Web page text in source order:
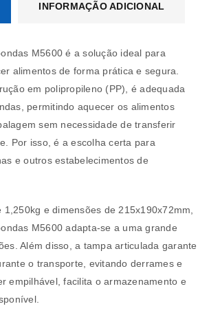
INFORMAÇÃO ADICIONAL
M5600 é a solução ideal para
alimentos de forma prática e segura.
em polipropileno (PP), é adequada
permitindo aquecer os alimentos
sem necessidade de transferir
Por isso, é a escolha certa para
e outros estabelecimentos de
1,250kg e dimensões de 215x190x72mm,
M5600 adapta-se a uma grande
Além disso, a tampa articulada garante
o transporte, evitando derrames e
empilhável, facilita o armazenamento e